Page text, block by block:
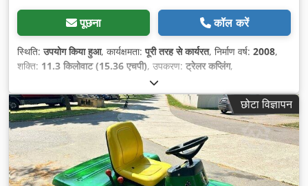
पूछना कॉल करें
स्थिति:उपयोग किया हुआ, कार्यक्षमता:पूरी तरह से कार्यरत, निर्माण वर्ष: 2008,
शक्ति: 11.3 किलोवाट (15.36 एचपी), उपकरण: ट्रेलर कप्लिंग,
छोटा विज्ञापन